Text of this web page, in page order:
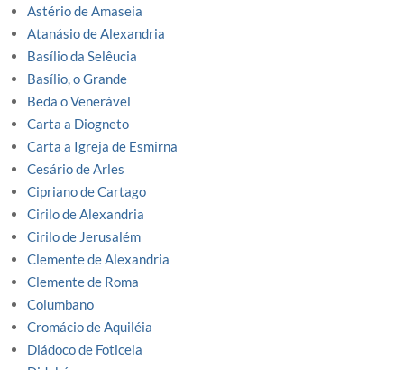
Astério de Amaseia
Atanásio de Alexandria
Basílio da Selêucia
Basílio, o Grande
Beda o Venerável
Carta a Diogneto
Carta a Igreja de Esmirna
Cesário de Arles
Cipriano de Cartago
Cirilo de Alexandria
Cirilo de Jerusalém
Clemente de Alexandria
Clemente de Roma
Columbano
Cromácio de Aquiléia
Diádoco de Foticeia